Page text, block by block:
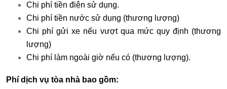
Chi phí tiền điện sử dụng.
Chi phí tiền nước sử dụng (thương lượng)
Chi phí gửi xe nếu vượt qua mức quy định (thương
lượng)
Chi phí làm ngoài giờ nếu có (thương lượng).
Phí dịch vụ tòa nhà bao gồm: